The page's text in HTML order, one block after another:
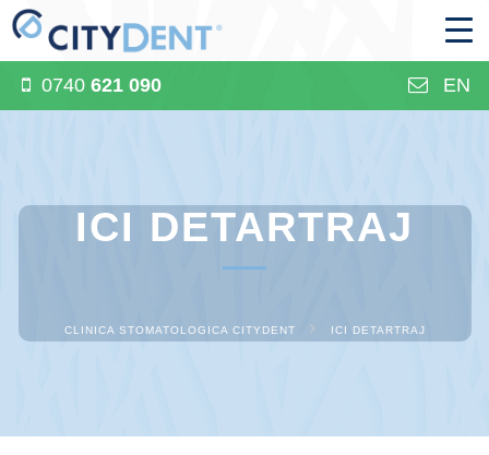
0740 621 090 EN
ICI DETARTRAJ
CLINICA STOMATOLOGICA CITYDENT ICI DETARTRAJ